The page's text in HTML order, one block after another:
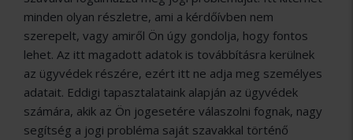
minden olyan részletre, ami a kérdőívben nem
szerepelt, vagy amiről Ön úgy gondolja, hogy fontos
lehet. Az itt magadott adatok is továbbításra kerülnek
az ügyvédek részére, ezért itt ne adja meg személyes
adatait. Eddigi tapasztalataink alapján az ügyvédek
számára, akik az Ön jogesetére válaszolni fognak, nagy
segítség a jogi probléma saját szavakkal történő